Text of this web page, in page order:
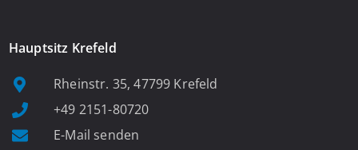
Hauptsitz Krefeld
Rheinstr. 35, 47799 Krefeld
+49 2151-80720
E-Mail senden